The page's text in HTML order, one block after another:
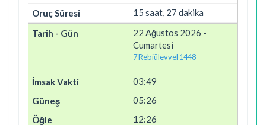
15 saat, 27 dakika
22 Ağustos 2026 -
Cumartesi
7 Rebiülevvel 1448
03:49
05:26
12:26